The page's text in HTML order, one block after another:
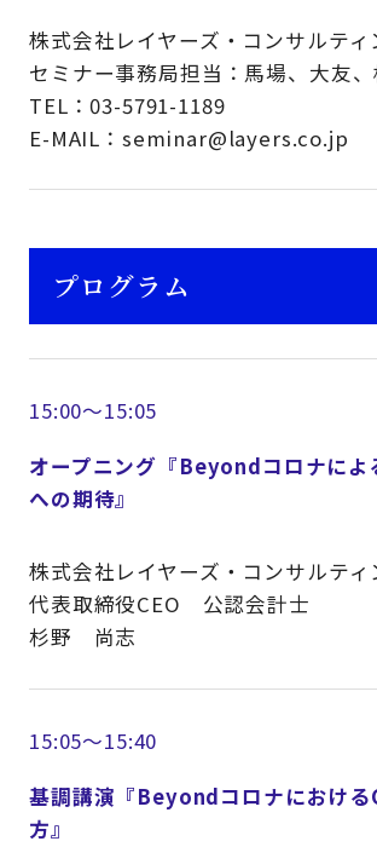
株式会社レイヤーズ・コンサル
セミナー事務局担当：馬場、大友
TEL：03-5791-1189
E-MAIL：seminar@layers.co.jp
プログラム
15:00～15:05
オープニング『Beyondコロナによ
への期待』
株式会社レイヤーズ・コンサルティ
代表取締役CEO 公認会計士
杉野 尚志
15:05～15:40
基調講演『Beyondコロナにおける
方』